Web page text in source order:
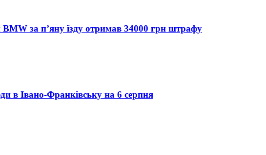
BMW за п’яну їзду отримав 34000 грн штрафу
в Івано-Франківську на 6 серпня